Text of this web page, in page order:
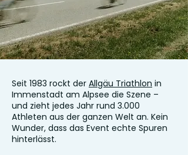
Seit 1983 rockt der Allgäu Triathlon in
Immenstadt am Alpsee die Szene –
und zieht jedes Jahr rund 3.000
Athleten aus der ganzen Welt an. Kein
Wunder, dass das Event echte Spuren
hinterlässt.